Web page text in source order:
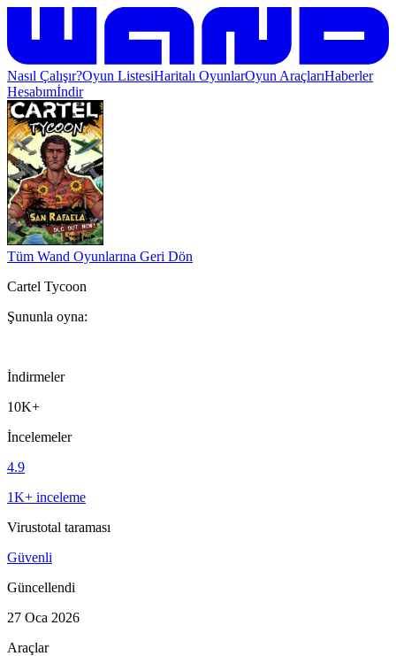
Nasıl Çalışır?Oyun ListesiHaritalı OyunlarOyun AraçlarıHaberler
Hesabımİndir
Tüm Wand Oyunlarına Geri Dön
Cartel Tycoon
Şununla oyna:
İndirmeler
10K+
İncelemeler
4.9
1K+ inceleme
Virustotal taraması
Güvenli
Güncellendi
27 Oca 2026
Araçlar